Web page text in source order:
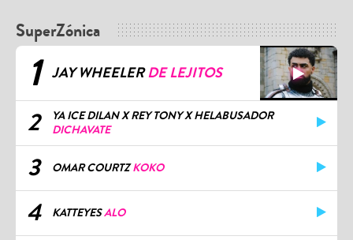
SuperZónica
1 JAY WHEELERDE LEJITOS
2
YA ICE DILAN X REY TONY X HELABUSADOR
DICHAVATE
3 OMAR COURTZKOKO
4 KATTEYESALO